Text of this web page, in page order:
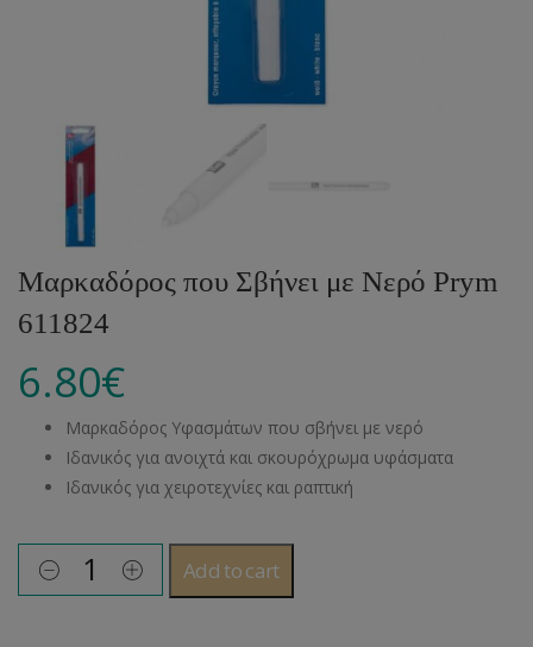
Μαρκαδόρος που Σβήνει με Νερό Prym
611824
6.80€
Μαρκαδόρος Υφασμάτων που σβήνει με νερό
Ιδανικός για ανοιχτά και σκουρόχρωμα υφάσματα
Ιδανικός για χειροτεχνίες και ραπτική
Add to cart